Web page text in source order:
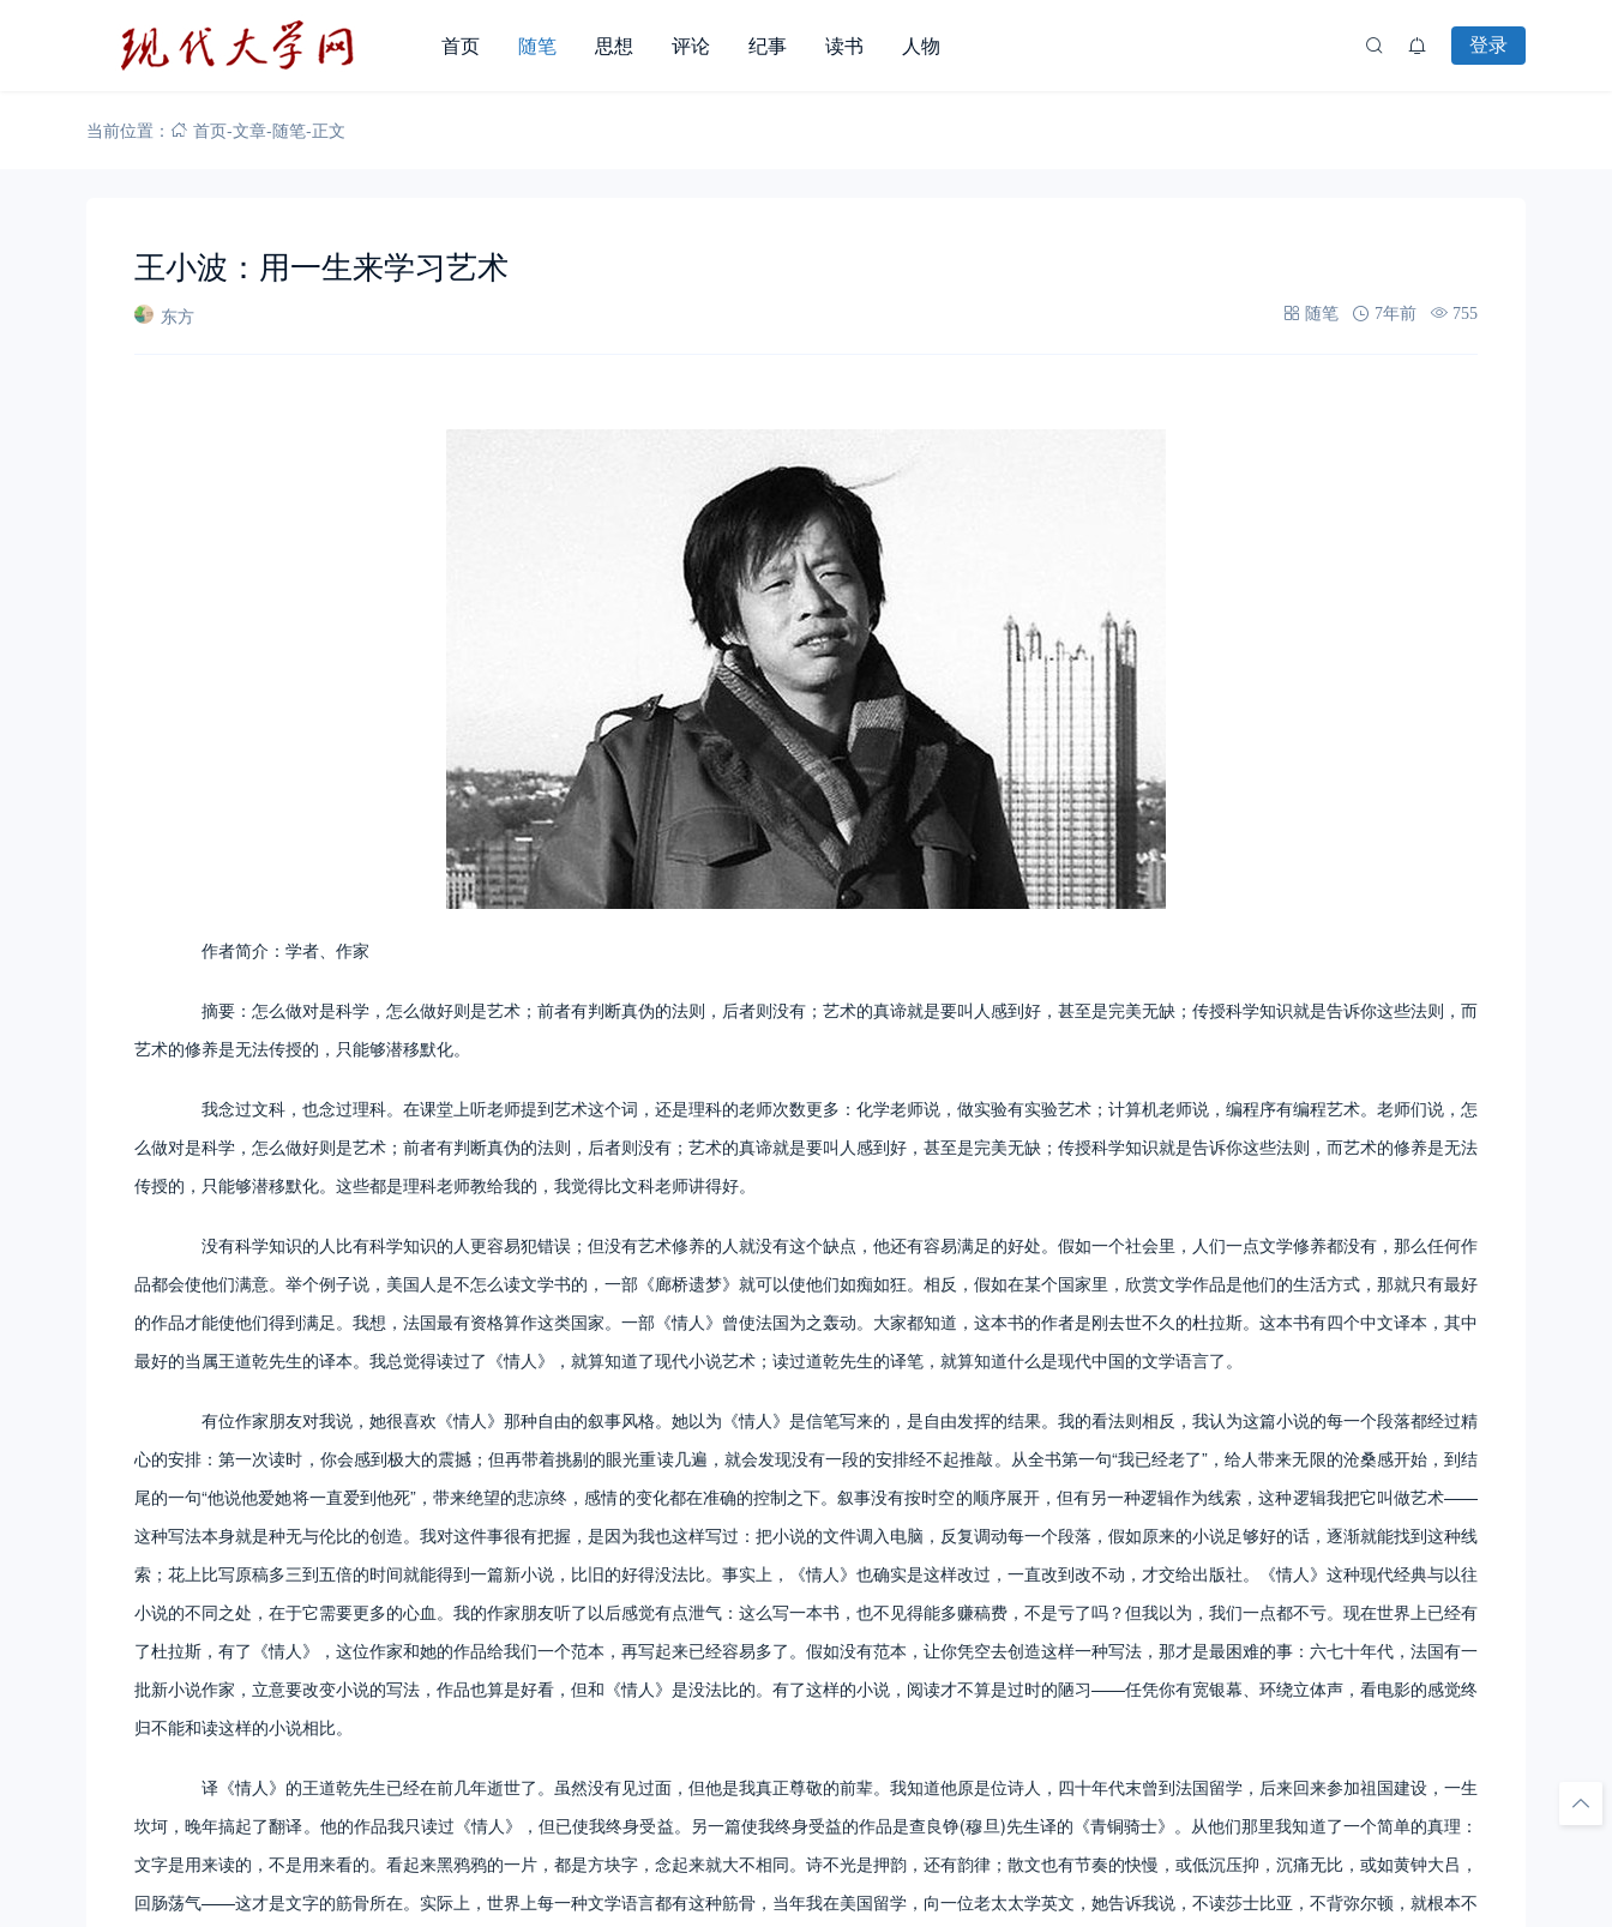
首页 随笔 思想 评论 纪事 读书 人物 登录
当前位置： 首页-文章-随笔-正文
王小波：用一生来学习艺术
东方 随笔 7年前 755
作者简介：学者、作家
摘要：怎么做对是科学，怎么做好则是艺术；前者有判断真伪的法则，后者则没有；艺术的真谛就是要叫人感到好，甚至是完美无缺；传授科学知识就是告诉你这些法则，而
艺术的修养是无法传授的，只能够潜移默化。
我念过文科，也念过理科。在课堂上听老师提到艺术这个词，还是理科的老师次数更多：化学老师说，做实验有实验艺术；计算机老师说，编程序有编程艺术。老师们说，怎
么做对是科学，怎么做好则是艺术；前者有判断真伪的法则，后者则没有；艺术的真谛就是要叫人感到好，甚至是完美无缺；传授科学知识就是告诉你这些法则，而艺术的修养是无法
传授的，只能够潜移默化。这些都是理科老师教给我的，我觉得比文科老师讲得好。
没有科学知识的人比有科学知识的人更容易犯错误；但没有艺术修养的人就没有这个缺点，他还有容易满足的好处。假如一个社会里，人们一点文学修养都没有，那么任何作
品都会使他们满意。举个例子说，美国人是不怎么读文学书的，一部《廊桥遗梦》就可以使他们如痴如狂。相反，假如在某个国家里，欣赏文学作品是他们的生活方式，那就只有最好
的作品才能使他们得到满足。我想，法国最有资格算作这类国家。一部《情人》曾使法国为之轰动。大家都知道，这本书的作者是刚去世不久的杜拉斯。这本书有四个中文译本，其中
最好的当属王道乾先生的译本。我总觉得读过了《情人》，就算知道了现代小说艺术；读过道乾先生的译笔，就算知道什么是现代中国的文学语言了。
有位作家朋友对我说，她很喜欢《情人》那种自由的叙事风格。她以为《情人》是信笔写来的，是自由发挥的结果。我的看法则相反，我认为这篇小说的每一个段落都经过精
心的安排：第一次读时，你会感到极大的震撼；但再带着挑剔的眼光重读几遍，就会发现没有一段的安排经不起推敲。从全书第一句“我已经老了”，给人带来无限的沧桑感开始，到结
尾的一句“他说他爱她将一直爱到他死”，带来绝望的悲凉终，感情的变化都在准确的控制之下。叙事没有按时空的顺序展开，但有另一种逻辑作为线索，这种逻辑我把它叫做艺术——
这种写法本身就是种无与伦比的创造。我对这件事很有把握，是因为我也这样写过：把小说的文件调入电脑，反复调动每一个段落，假如原来的小说足够好的话，逐渐就能找到这种线
索；花上比写原稿多三到五倍的时间就能得到一篇新小说，比旧的好得没法比。事实上，《情人》也确实是这样改过，一直改到改不动，才交给出版社。《情人》这种现代经典与以往
小说的不同之处，在于它需要更多的心血。我的作家朋友听了以后感觉有点泄气：这么写一本书，也不见得能多赚稿费，不是亏了吗？但我以为，我们一点都不亏。现在世界上已经有
了杜拉斯，有了《情人》，这位作家和她的作品给我们一个范本，再写起来已经容易多了。假如没有范本，让你凭空去创造这样一种写法，那才是最困难的事：六七十年代，法国有一
批新小说作家，立意要改变小说的写法，作品也算是好看，但和《情人》是没法比的。有了这样的小说，阅读才不算是过时的陋习——任凭你有宽银幕、环绕立体声，看电影的感觉终
归不能和读这样的小说相比。
译《情人》的王道乾先生已经在前几年逝世了。虽然没有见过面，但他是我真正尊敬的前辈。我知道他原是位诗人，四十年代末曾到法国留学，后来回来参加祖国建设，一生
坎坷，晚年搞起了翻译。他的作品我只读过《情人》，但已使我终身受益。另一篇使我终身受益的作品是查良铮(穆旦)先生译的《青铜骑士》。从他们那里我知道了一个简单的真理：
文字是用来读的，不是用来看的。看起来黑鸦鸦的一片，都是方块字，念起来就大不相同。诗不光是押韵，还有韵律；散文也有节奏的快慢，或低沉压抑，沉痛无比，或如黄钟大吕，
回肠荡气——这才是文字的筋骨所在。实际上，世界上每一种文学语言都有这种筋骨，当年我在美国留学，向一位老太太学英文，她告诉我说，不读莎士比亚，不背弥尔顿，就根本不